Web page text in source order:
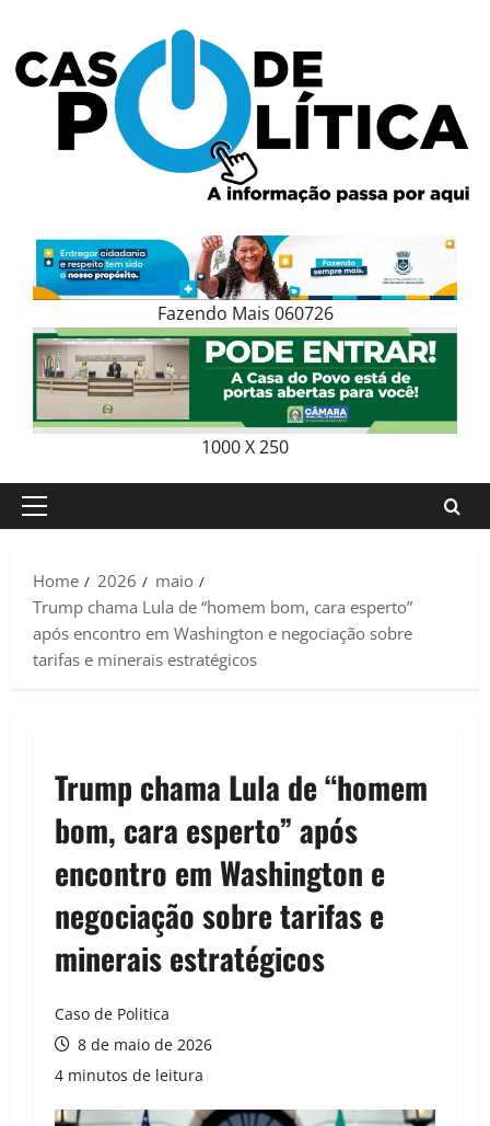
content
Fazendo Mais 060726
1000 X 250
Primary
Home
2026
maio
Trump chama Lula de “homem bom, cara esperto”
após encontro em Washington e negociação sobre
tarifas e minerais estratégicos
Trump chama Lula de “homem
bom, cara esperto” após
encontro em Washington e
negociação sobre tarifas e
minerais estratégicos
Caso de Politica
8 de maio de 2026
4 minutos de leitura